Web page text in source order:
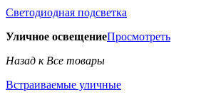
Светодиодная подсветка
Уличное освещениеПросмотреть
Назад к Все товары
Встраиваемые уличные